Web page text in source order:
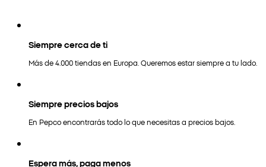
Siempre cerca de ti
Más de 4.000 tiendas en Europa. Queremos estar siempre a tu lado.
Siempre precios bajos
En Pepco encontrarás todo lo que necesitas a precios bajos.
Espera más, paga menos